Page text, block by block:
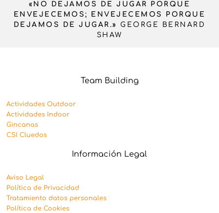
«NO DEJAMOS DE JUGAR PORQUE
ENVEJECEMOS; ENVEJECEMOS PORQUE
DEJAMOS DE JUGAR.»
GEORGE BERNARD
SHAW
Team Building
Actividades Outdoor
Actividades Indoor
Gincanas
CSI Cluedos
Información Legal
Aviso Legal
Política de Privacidad
Tratamiento datos personales
Política de Cookies